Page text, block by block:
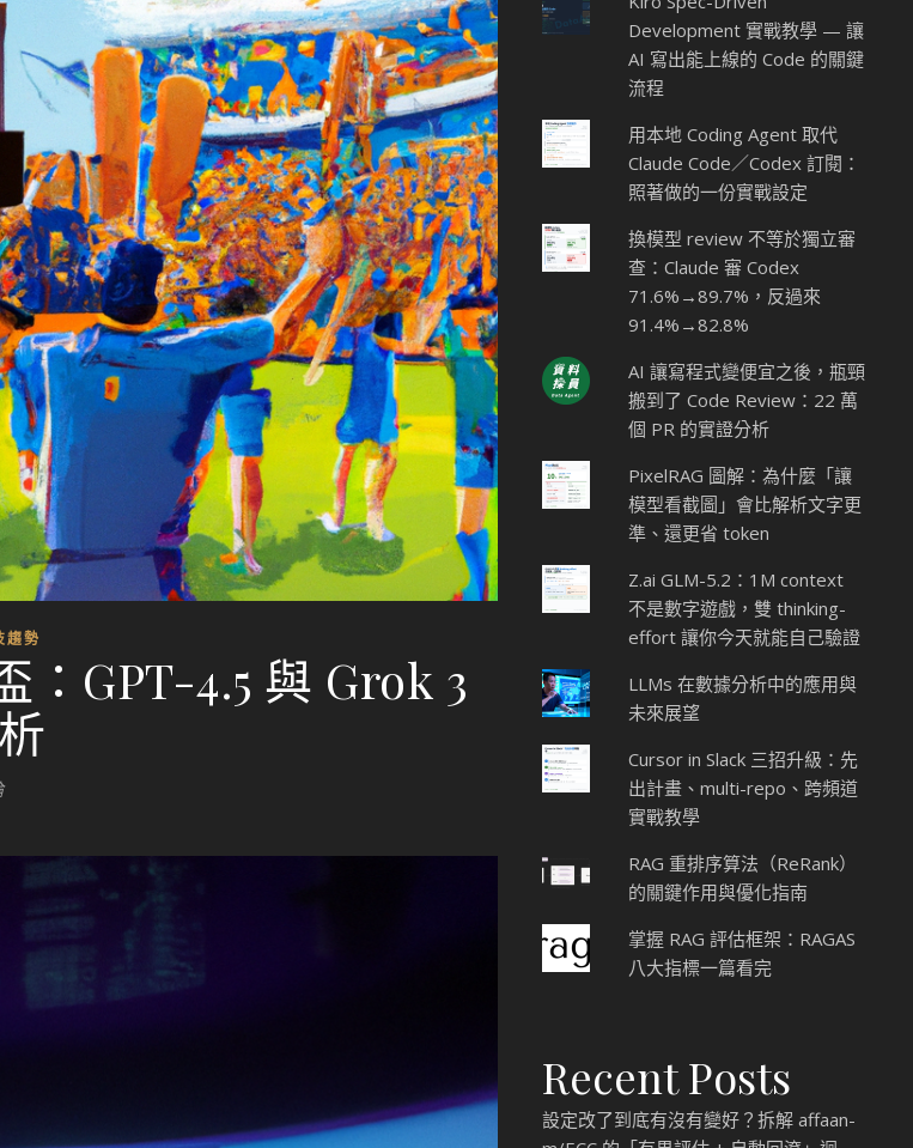
趨勢
：GPT-4.5 與 Grok 3
Development 實戰教學 — 讓
AI 寫出能上線的 Code 的關鍵
流程
用本地 Coding Agent 取代
Claude Code／Codex 訂閱：
照著做的一份實戰設定
換模型 review 不等於獨立審
查：Claude 審 Codex
71.6%→89.7%，反過來
91.4%→82.8%
AI 讓寫程式變便宜之後，瓶頸
搬到了 Code Review：22 萬
個 PR 的實證分析
PixelRAG 圖解：為什麼「讓
模型看截圖」會比解析文字更
準、還更省 token
Z.ai GLM-5.2：1M context
不是數字遊戲，雙 thinking-
effort 讓你今天就能自己驗證
LLMs 在數據分析中的應用與
未來展望
Cursor in Slack 三招升級：先
出計畫、multi-repo、跨頻道
實戰教學
RAG 重排序算法（ReRank）
的關鍵作用與優化指南
掌握 RAG 評估框架：RAGAS
八大指標一篇看完
Recent Posts
設定改了到底有沒有變好？拆解 affaan-